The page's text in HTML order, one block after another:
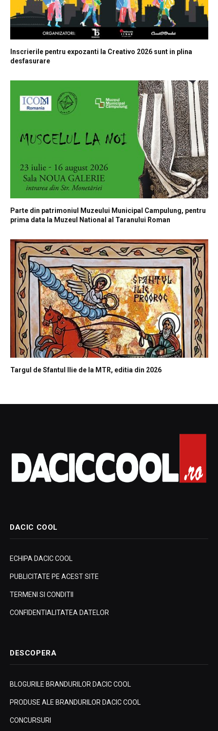
Inscrierile pentru expozanti la Creativo 2026 sunt in plina
desfasurare
Parte din patrimoniul Muzeului Municipal Campulung, pentru
prima data la Muzeul National al Taranului Roman
Targul de Sfantul Ilie de la MTR, editia din 2026
DACIC COOL
ECHIPA DACIC COOL
PUBLICITATE PE ACEST SITE
TERMENI SI CONDITII
CONFIDENTIALITATEA DATELOR
DESCOPERA
BLOGURILE BRANDURILOR DACIC COOL
PRODUSE ALE BRANDURILOR DACIC COOL
CONCURSURI